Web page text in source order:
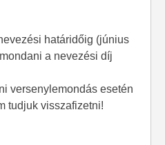
határidőig (június
a nevezési díj
versenylemondás esetén
tudjuk visszafizetni!